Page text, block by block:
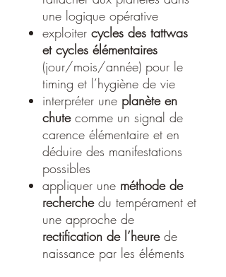
une logique opérative
exploiter cycles des tattwas
et cycles élémentaires
(jour/mois/année) pour le
timing et l’hygiène de vie
interpréter une planète en
chutecomme un signal de
carence élémentaire et en
déduire des manifestations
possibles
appliquer une méthode de
recherche du tempérament et
une approche de
rectification de l’heurede
naissance par les éléments